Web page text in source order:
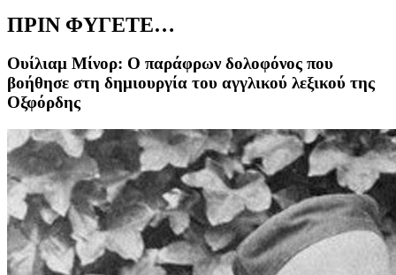
ΠΡΙΝ ΦΥΓΕΤΕ…
Ουίλιαμ Μίνορ: Ο παράφρων δολοφόνος που
βοήθησε στη δημιουργία του αγγλικού λεξικού της
Οξφόρδης